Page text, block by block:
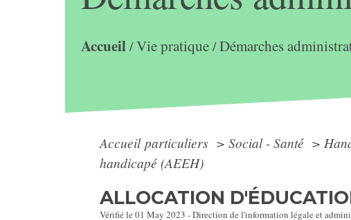
Accueil/Vie pratique/Démarches
Accueil particuliers > Social - Santé >
handicapé (AEEH)
ALLOCATION
Vérifié le 01 May 2023 - Direction de l'information légale et